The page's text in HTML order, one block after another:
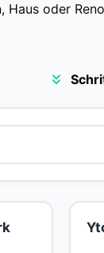
Haus oder